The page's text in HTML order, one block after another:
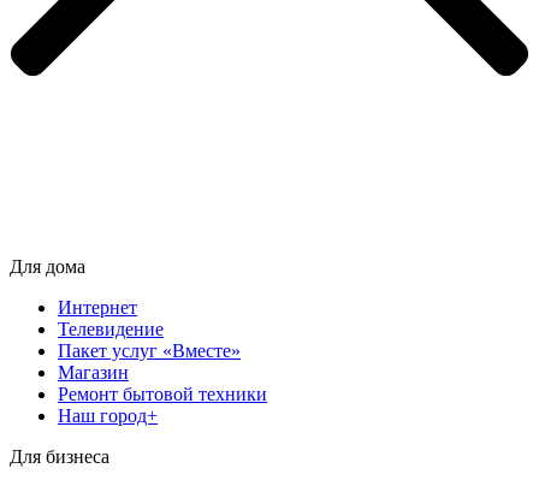
Для дома
Интернет
Телевидение
Пакет услуг «Вместе»
Магазин
Ремонт бытовой техники
Наш город+
Для бизнеса